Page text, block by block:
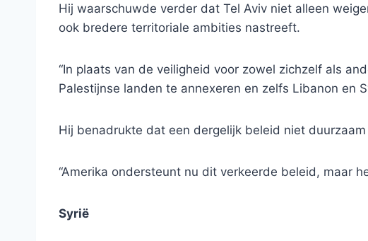
Hij waarschuwde verder dat Tel Aviv niet alleen
ook bredere territoriale ambities nastreeft.
“In plaats van de veiligheid voor zowel zichzelf als
Palestijnse landen te annexeren en zelfs Libanon en
Hij benadrukte dat een dergelijk beleid niet duurzaam
“Amerika ondersteunt nu dit verkeerde beleid, maar
Syrië